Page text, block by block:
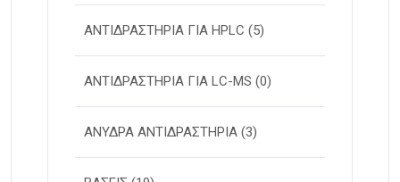
ΑΝΤΙΔΡΑΣΤΗΡΙΑ ΓΙΑ HPLC (5)
ΑΝΤΙΔΡΑΣΤΗΡΙΑ ΓΙΑ LC-MS (0)
ΑΝΥΔΡΑ ΑΝΤΙΔΡΑΣΤΗΡΙΑ (3)